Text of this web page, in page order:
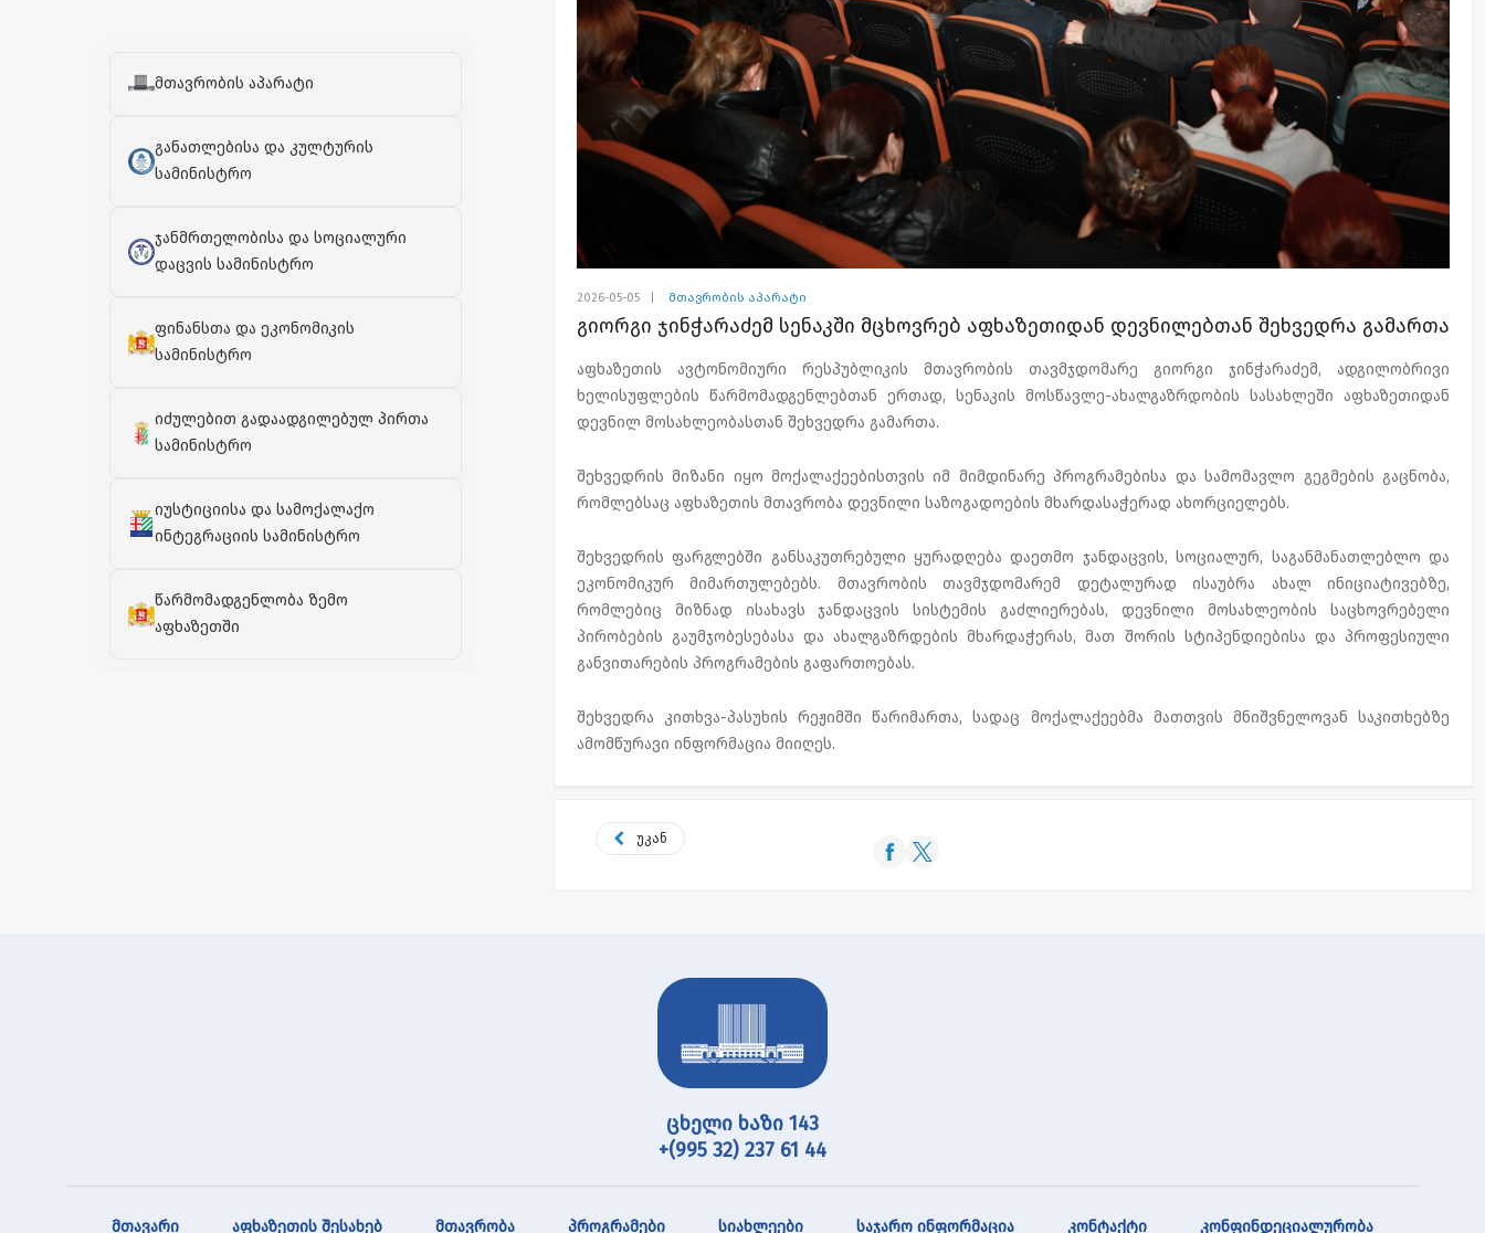
მთავრობის აპარატი
განათლებისა და კულტურის
სამინისტრო
ჯანმრთელობისა და სოციალური
დაცვის სამინისტრო
ფინანსთა და ეკონომიკის
სამინისტრო
იძულებით გადაადგილებულ პირთა
სამინისტრო
იუსტიციისა და სამოქალაქო
ინტეგრაციის სამინისტრო
წარმომადგენლობა ზემო
აფხაზეთში
2026-05-05| მთავრობის აპარატი
გიორგი ჯინჭარაძემ სენაკში მცხოვრებ აფხაზეთიდან დევნილებთან შეხვედრა გამართა
აფხაზეთის ავტონომიური რესპუბლიკის მთავრობის თავმჯდომარე გიორგი ჯინჭარაძემ, ადგილობრივი
ხელისუფლების წარმომადგენლებთან ერთად, სენაკის მოსწავლე-ახალგაზრდობის სასახლეში აფხაზეთიდან
დევნილ მოსახლეობასთან შეხვედრა გამართა.
შეხვედრის მიზანი იყო მოქალაქეებისთვის იმ მიმდინარე პროგრამებისა და სამომავლო გეგმების გაცნობა,
რომლებსაც აფხაზეთის მთავრობა დევნილი საზოგადოების მხარდასაჭერად ახორციელებს.
შეხვედრის ფარგლებში განსაკუთრებული ყურადღება დაეთმო ჯანდაცვის, სოციალურ, საგანმანათლებლო და
ეკონომიკურ მიმართულებებს. მთავრობის თავმჯდომარემ დეტალურად ისაუბრა ახალ ინიციატივებზე,
რომლებიც მიზნად ისახავს ჯანდაცვის სისტემის გაძლიერებას, დევნილი მოსახლეობის საცხოვრებელი
პირობების გაუმჯობესებასა და ახალგაზრდების მხარდაჭერას, მათ შორის სტიპენდიებისა და პროფესიული
განვითარების პროგრამების გაფართოებას.
შეხვედრა კითხვა-პასუხის რეჟიმში წარიმართა, სადაც მოქალაქეებმა მათთვის მნიშვნელოვან საკითხებზე
ამომწურავი ინფორმაცია მიიღეს.
უკან
ცხელი ხაზი 143
+(995 32) 237 61 44
მთავარი აფხაზეთის შესახებ მთავრობა პროგრამები სიახლეები საჯარო ინფორმაცია კონტაქტი კონფინდეციალურობა